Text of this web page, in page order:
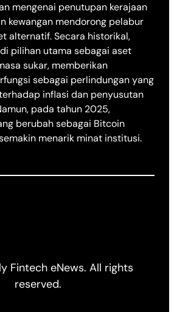
mengenai penutupan kerajaan
kewangan mendorong pelabur
alternatif. Secara historikal,
pilihan utama sebagai aset
sukar, memberikan
sebagai perlindungan yang
inflasi dan penyusutan
pada tahun 2025,
berubah sebagai Bitcoin
menarik minat institusi.
Fintech eNews. All rights
reserved.